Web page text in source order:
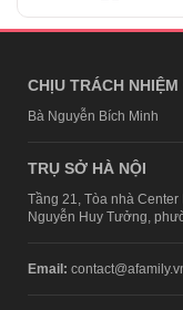
CHỊU TRÁCH
Bà Nguyễn Bích Minh
TRỤ SỞ HÀ NỘI
Tầng 21, Tòa nhà
Nguyễn Huy Tưởng,
Email: